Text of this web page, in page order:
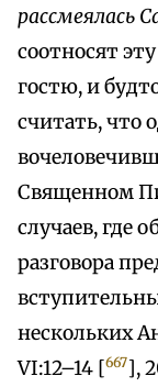
рассмеялась
соотносят
гостю, и
считать, что
Священном
случаев, где
разговора
нескольких
VI:12–14 [667],